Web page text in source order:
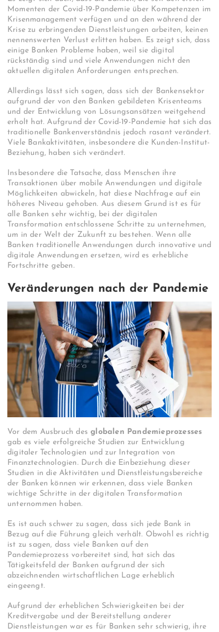
Momenten der Covid-19-Pandemie über Kompetenzen im
Krisenmanagement verfügen und an den während der
Krise zu erbringenden Dienstleistungen arbeiten, keinen
nennenswerten Verlust erlitten haben. Es zeigt sich, dass
einige Banken Probleme haben, weil sie digital
rückständig sind und viele Anwendungen nicht den
aktuellen digitalen Anforderungen entsprechen.
Allerdings lässt sich sagen, dass sich der Bankensektor
aufgrund der von den Banken gebildeten Krisenteams
und der Entwicklung von Lösungsansätzen weitgehend
erholt hat. Aufgrund der Covid-19-Pandemie hat sich das
traditionelle Bankenverständnis jedoch rasant verändert.
Viele Bankaktivitäten, insbesondere die Kunden-Institut-
Beziehung, haben sich verändert.
Insbesondere die Tatsache, dass Menschen ihre
Transaktionen über mobile Anwendungen und digitale
Möglichkeiten abwickeln, hat diese Nachfrage auf ein
höheres Niveau gehoben. Aus diesem Grund ist es für
alle Banken sehr wichtig, bei der digitalen
Transformation entschlossene Schritte zu unternehmen,
um in der Welt der Zukunft zu bestehen. Wenn alle
Banken traditionelle Anwendungen durch innovative und
digitale Anwendungen ersetzen, wird es erhebliche
Fortschritte geben.
Veränderungen nach der Pandemie
Vor dem Ausbruch desglobalen Pandemieprozesses
gab es viele erfolgreiche Studien zur Entwicklung
digitaler Technologien und zur Integration von
Finanztechnologien. Durch die Einbeziehung dieser
Studien in die Aktivitäten und Dienstleistungsbereiche
der Banken können wir erkennen, dass viele Banken
wichtige Schritte in der digitalen Transformation
unternommen haben.
Es ist auch schwer zu sagen, dass sich jede Bank in
Bezug auf die Führung gleich verhält. Obwohl es richtig
ist zu sagen, dass viele Banken auf den
Pandemieprozess vorbereitet sind, hat sich das
Tätigkeitsfeld der Banken aufgrund der sich
abzeichnenden wirtschaftlichen Lage erheblich
eingeengt.
Aufgrund der erheblichen Schwierigkeiten bei der
Kreditvergabe und der Bereitstellung anderer
Dienstleistungen war es für Banken sehr schwierig, ihre